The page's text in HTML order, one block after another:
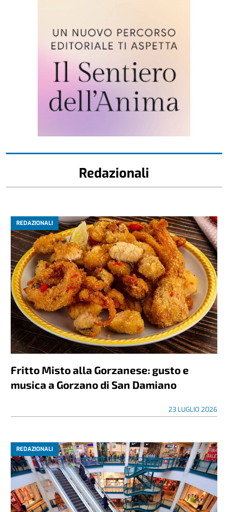
Redazionali
REDAZIONALI
Fritto Misto alla Gorzanese: gusto e
musica a Gorzano di San Damiano
23 LUGLIO 2026
REDAZIONALI